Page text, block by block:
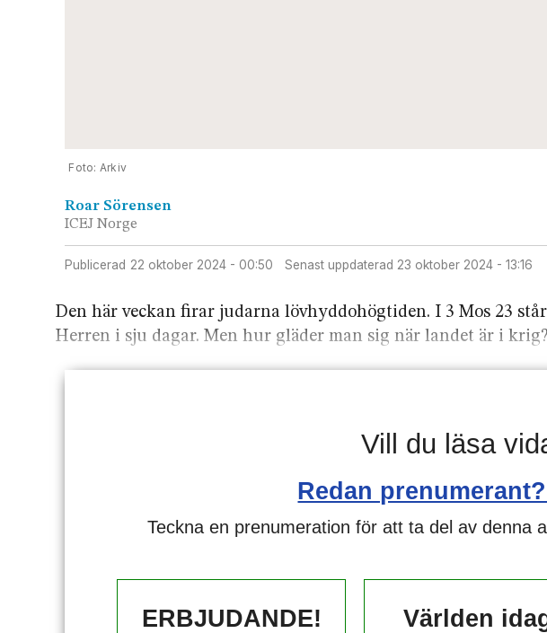
Arkiv
Roar Sörensen
ICEJ Norge
Publicerad 22 oktober 2024 - 00:50 Senast uppdaterad 23 oktober 2024 - 13:16
Den här veckan firar judarna lövhyddo­högtiden. I 3 Mos 23
Herren i sju dagar. Men hur gläder man sig när landet är i krig?
Vill du läsa
Redan
Teckna en prenumeration för att ta del av denna
ERBJUDANDE!
Världen